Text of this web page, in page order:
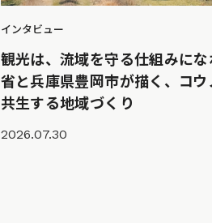
インタビュー
観光は、流域を守る仕組みに
省と兵庫県豊岡市が描く、コウ
共生する地域づくり
2026.07.30